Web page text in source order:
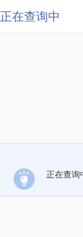
正在查询中
正在查询